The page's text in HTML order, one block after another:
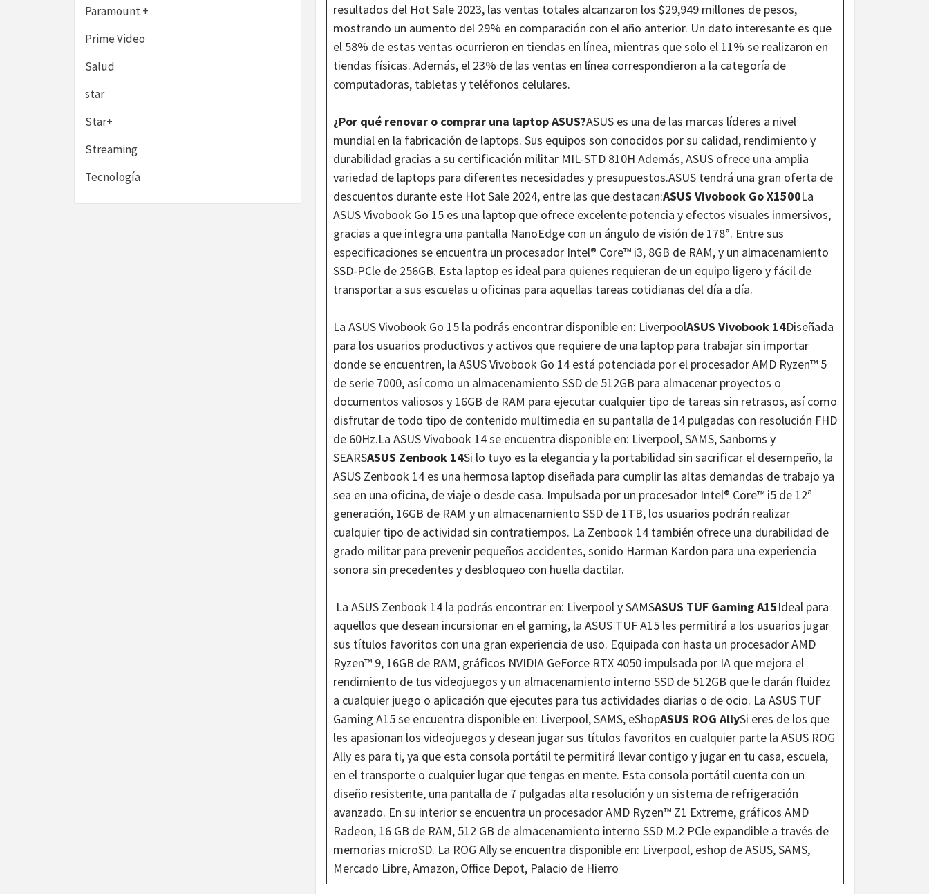
resultados del Hot Sale 2023, las ventas totales alcanzaron los $29,949 millones de pesos,
mostrando un aumento del 29% en comparación con el año anterior. Un dato interesante es que
el 58% de estas ventas ocurrieron en tiendas en línea, mientras que solo el 11% se realizaron en
tiendas físicas. Además, el 23% de las ventas en línea correspondieron a la categoría de
computadoras, tabletas y teléfonos celulares.
¿Por qué renovar o comprar una laptop ASUS?ASUS es una de las marcas líderes a nivel
mundial en la fabricación de laptops. Sus equipos son conocidos por su calidad, rendimiento y
durabilidad gracias a su certificación militar MIL-STD 810H Además, ASUS ofrece una amplia
variedad de laptops para diferentes necesidades y presupuestos.ASUS tendrá una gran oferta de
descuentos durante este Hot Sale 2024, entre las que destacan:ASUS Vivobook Go X1500La
ASUS Vivobook Go 15 es una laptop que ofrece excelente potencia y efectos visuales inmersivos,
gracias a que integra una pantalla NanoEdge con un ángulo de visión de 178°. Entre sus
especificaciones se encuentra un procesador Intel® Core™ i3, 8GB de RAM, y un almacenamiento
SSD-PCle de 256GB. Esta laptop es ideal para quienes requieran de un equipo ligero y fácil de
transportar a sus escuelas u oficinas para aquellas tareas cotidianas del día a día.
La ASUS Vivobook Go 15 la podrás encontrar disponible en: LiverpoolASUS Vivobook 14Diseñada
para los usuarios productivos y activos que requiere de una laptop para trabajar sin importar
donde se encuentren, la ASUS Vivobook Go 14 está potenciada por el procesador AMD Ryzen™ 5
de serie 7000, así como un almacenamiento SSD de 512GB para almacenar proyectos o
documentos valiosos y 16GB de RAM para ejecutar cualquier tipo de tareas sin retrasos, así como
disfrutar de todo tipo de contenido multimedia en su pantalla de 14 pulgadas con resolución FHD
de 60Hz.La ASUS Vivobook 14 se encuentra disponible en: Liverpool, SAMS, Sanborns y
SEARSASUS Zenbook 14Si lo tuyo es la elegancia y la portabilidad sin sacrificar el desempeño, la
ASUS Zenbook 14 es una hermosa laptop diseñada para cumplir las altas demandas de trabajo ya
sea en una oficina, de viaje o desde casa. Impulsada por un procesador Intel® Core™ i5 de 12ª
generación, 16GB de RAM y un almacenamiento SSD de 1TB, los usuarios podrán realizar
cualquier tipo de actividad sin contratiempos. La Zenbook 14 también ofrece una durabilidad de
grado militar para prevenir pequeños accidentes, sonido Harman Kardon para una experiencia
sonora sin precedentes y desbloqueo con huella dactilar.
La ASUS Zenbook 14 la podrás encontrar en: Liverpool y SAMSASUS TUF Gaming A15Ideal para
aquellos que desean incursionar en el gaming, la ASUS TUF A15 les permitirá a los usuarios jugar
sus títulos favoritos con una gran experiencia de uso. Equipada con hasta un procesador AMD
Ryzen™ 9, 16GB de RAM, gráficos NVIDIA GeForce RTX 4050 impulsada por IA que mejora el
rendimiento de tus videojuegos y un almacenamiento interno SSD de 512GB que le darán fluidez
a cualquier juego o aplicación que ejecutes para tus actividades diarias o de ocio. La ASUS TUF
Gaming A15 se encuentra disponible en: Liverpool, SAMS, eShopASUS ROG AllySi eres de los que
les apasionan los videojuegos y desean jugar sus títulos favoritos en cualquier parte la ASUS ROG
Ally es para ti, ya que esta consola portátil te permitirá llevar contigo y jugar en tu casa, escuela,
en el transporte o cualquier lugar que tengas en mente. Esta consola portátil cuenta con un
diseño resistente, una pantalla de 7 pulgadas alta resolución y un sistema de refrigeración
avanzado. En su interior se encuentra un procesador AMD Ryzen™ Z1 Extreme, gráficos AMD
Radeon, 16 GB de RAM, 512 GB de almacenamiento interno SSD M.2 PCle expandible a través de
memorias microSD. La ROG Ally se encuentra disponible en: Liverpool, eshop de ASUS, SAMS,
Mercado Libre, Amazon, Office Depot, Palacio de Hierro
Paramount +
Prime Video
Salud
star
Star+
Streaming
Tecnología